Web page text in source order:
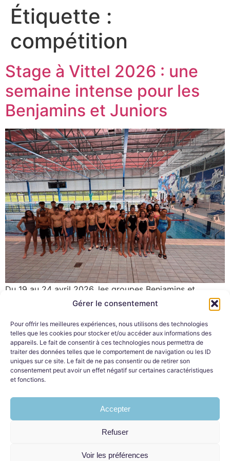
Gérer le consentement
Pour offrir les meilleures expériences, nous utilisons des technologies
telles que les cookies pour stocker et/ou accéder aux informations des
appareils. Le fait de consentir à ces technologies nous permettra de
traiter des données telles que le comportement de navigation ou les ID
uniques sur ce site. Le fait de ne pas consentir ou de retirer son
consentement peut avoir un effet négatif sur certaines caractéristiques
et fonctions.
Accepter
Refuser
Voir les préférences
Étiquette :
compétition
Stage à Vittel 2026 : une
semaine intense pour les
Benjamins et Juniors
Du 19 au 24 avril 2026, les groupes Benjamins et
Juniors du CS Meaux Natation ont participé à leur
programme de cette semaine : entraînements
quotidiens, travail technique, préparation physique,
dépassement de soi… mais aussi moments de
convivialité et de cohésion entre nageurs. Dans des
infrastructures de qualité et un cadre idéal, chacun a pu
compétitions et partager une belle expérience
collective. Bravo à l’ensemble des nageurs pour leur
au long du séjour 👏 Un grand merci aux entraîneurs et
accompagnateurs pour leur encadrement durant cette